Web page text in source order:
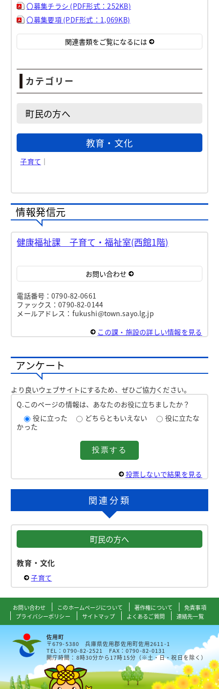
〇募集チラシ (PDF形式：252KB)
〇募集要項 (PDF形式：1,069KB)
関連書類をご覧になるには
カテゴリー
町民の方へ
教育・文化
子育て ｜
情報発信元
健康福祉課 子育て・福祉室(西館1階)
お問い合わせ
電話番号：0790-82-0661
ファックス：0790-82-0144
メールアドレス：fukushi@town.sayo.lg.jp
この課・施設の詳しい情報を見る
アンケート
より良いウェブサイトにするため、ぜひご協力ください。
Q.このページの情報は、あなたのお役に立ちましたか？
役に立った
どちらともいえない
役に立たな
かった
投票しないで結果を見る
関連分類
町民の方へ
教育・文化
子育て
お問い合わせ このホームページについて 著作権について
免責事項
プライバシーポリシー
サイトマップ よくあるご質問 連絡先一覧
佐用町
〒679-5380 兵庫県佐用郡佐用町佐用2611-1
TEL：0790-82-2521 FAX：0790-82-0131
開庁時間：8時30分から17時15分（※土・日・祝日を除く）